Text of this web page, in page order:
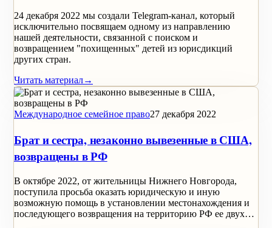
24 декабря 2022 мы создали Telegram-канал, который
исключительно посвящаем одному из направлению
нашей деятельности, связанной с поиском и
возвращением "похищенных" детей из юрисдикций
других стран.
Читать материал→
Международное семейное право27 декабря 2022
Брат и сестра, незаконно вывезенные в США,
возвращены в РФ
В октябре 2022, от жительницы Нижнего Новгорода,
поступила просьба оказать юридическую и иную
возможную помощь в установлении местонахождения и
последующего возвращения на территорию РФ ее двух…